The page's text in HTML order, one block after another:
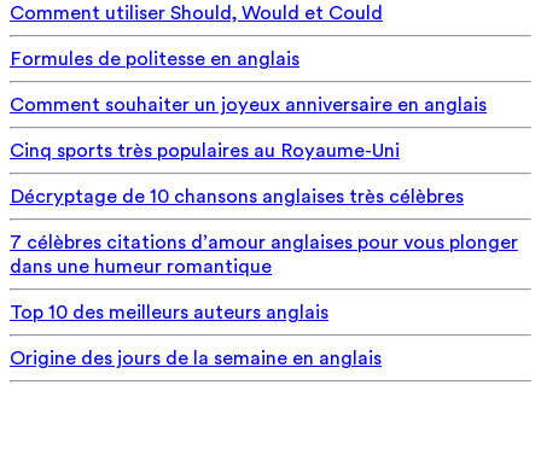
Comment utiliser Should, Would et Could
Formules de politesse en anglais
Comment souhaiter un joyeux anniversaire en anglais
Cinq sports très populaires au Royaume-Uni
Décryptage de 10 chansons anglaises très célèbres
7 célèbres citations d’amour anglaises pour vous plonger
dans une humeur romantique
Top 10 des meilleurs auteurs anglais
Origine des jours de la semaine en anglais